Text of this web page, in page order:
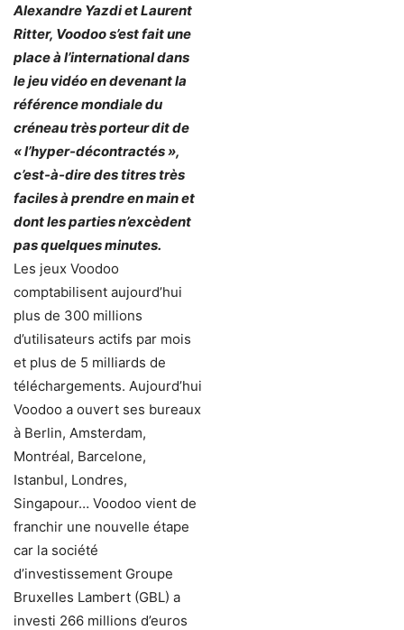
Alexandre Yazdi et Laurent
Ritter, Voodoo s’est fait une
place à l’international dans
le jeu vidéo en devenant la
référence mondiale du
créneau très porteur dit de
« l’hyper-décontractés »,
c’est-à-dire des titres très
faciles à prendre en main et
dont les parties n’excèdent
pas quelques minutes.
Les jeux Voodoo
comptabilisent aujourd’hui
plus de 300 millions
d’utilisateurs actifs par mois
et plus de 5 milliards de
téléchargements. Aujourd’hui
Voodoo a ouvert ses bureaux
à Berlin, Amsterdam,
Montréal, Barcelone,
Istanbul, Londres,
Singapour… Voodoo vient de
franchir une nouvelle étape
car la société
d’investissement Groupe
Bruxelles Lambert (GBL) a
investi 266 millions d’euros